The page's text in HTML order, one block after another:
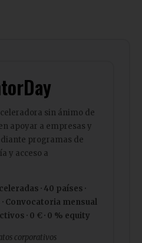
sin ánimo de
apoyar a empresas y
programas de
y acceso a
· 40 países ·
Convocatoria mensual
· 0 € · 0 % equity
corporativos